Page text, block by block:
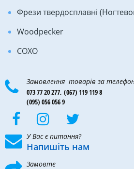
Фрези твердосплавні
Woodpecker
COXO
Замовлення товарів за
073 77 20 277, (067) 119 119 8
(095) 056 056 9
У Вас є питання?
Напишіть нам
Замовте